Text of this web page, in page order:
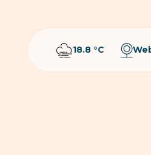
18.8 °C